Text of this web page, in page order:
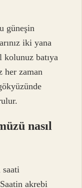
güneşin
iki yana
kolunuz batıya
her zaman
nasıl
akrebi